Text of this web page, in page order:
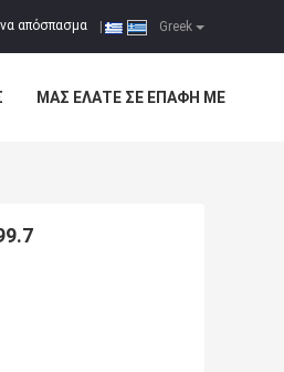
Greek
απόσπασμα
ΜΑΣ ΕΛΆΤΕ ΣΕ ΕΠΑΦΉ ΜΕ